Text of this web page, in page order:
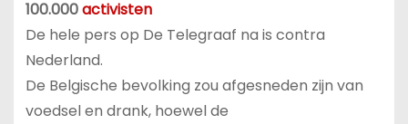
100.000activisten
De hele pers op De Telegraaf na is contra
Nederland.
De Belgische bevolking zou afgesneden zijn van
voedsel en drank, hoewel de